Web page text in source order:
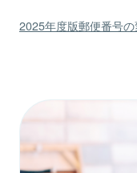
2025年度版郵便番号